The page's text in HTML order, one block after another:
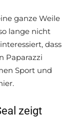
ganze Weile
lange nicht
dass
Paparazzi
Sport und
zeigt